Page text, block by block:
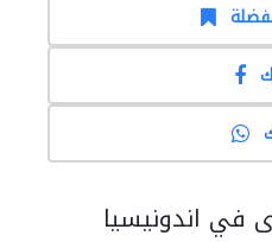
في اندونيسيا